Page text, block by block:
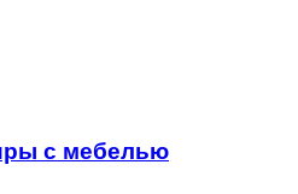
с мебелью